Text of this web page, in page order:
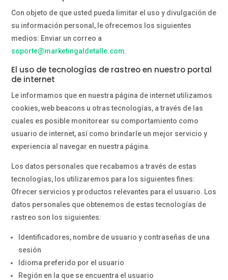
Con objeto de que usted pueda limitar el uso y divulgación de
su información personal, le ofrecemos los siguientes
medios: Enviar un correo a
soporte@marketingaldetalle.com.
El uso de tecnologías de rastreo en nuestro portal
de internet
Le informamos que en nuestra página de internet utilizamos
cookies, web beacons u otras tecnologías, a través de las
cuales es posible monitorear su comportamiento como
usuario de internet, así como brindarle un mejor servicio y
experiencia al navegar en nuestra página.
Los datos personales que recabamos a través de estas
tecnologías, los utilizaremos para los siguientes fines:
Ofrecer servicios y productos relevantes para el usuario. Los
datos personales que obtenemos de estas tecnologías de
rastreo son los siguientes:
Identificadores, nombre de usuario y contraseñas de una
sesión
Idioma preferido por el usuario
Región en la que se encuentra el usuario